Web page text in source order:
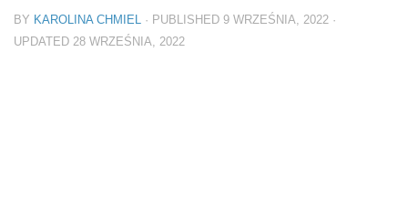
BY KAROLINA CHMIEL · PUBLISHED 9 WRZEŚNIA, 2022 ·
UPDATED 28 WRZEŚNIA, 2022